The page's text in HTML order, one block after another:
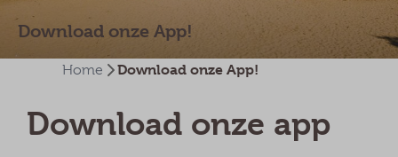
Download onze App!
Home Download onze App!
Download onze app